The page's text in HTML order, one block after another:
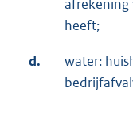
afrekening
heeft;
d.
water: